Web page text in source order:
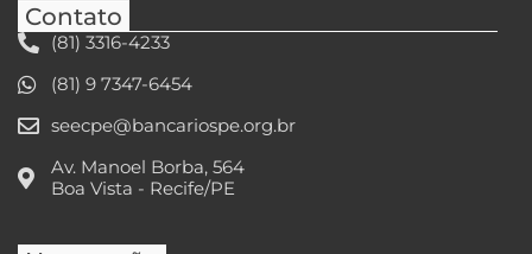
Contato
(81) 3316-4233
(81) 9 7347-6454
seecpe@bancariospe.org.br
Av. Manoel Borba, 564
Boa Vista - Recife/PE